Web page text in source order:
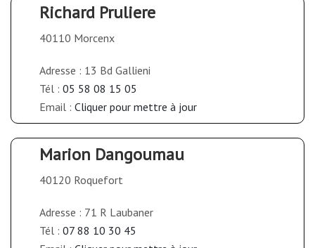
Richard Pruliere
40110 Morcenx
Adresse : 13 Bd Gallieni
Tél : 05 58 08 15 05
Email : Cliquer pour mettre à jour
Marion Dangoumau
40120 Roquefort
Adresse : 71 R Laubaner
Tél : 07 88 10 30 45